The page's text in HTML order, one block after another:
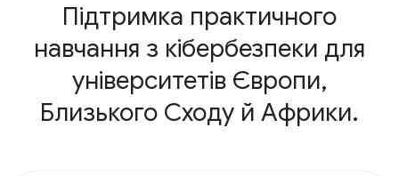
Підтримка практичного
навчання з кібербезпеки для
університетів Європи,
Близького Сходу й Африки.